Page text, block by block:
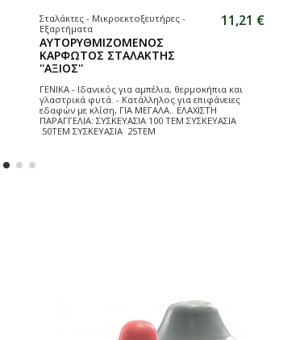
Σταλάκτες - Μικροεκτοξευτήρες -
Εξαρτήματα
ΑΥΤΟΡΥΘΜΙΖΟΜΕΝΟΣ
ΚΑΡΦΩΤΟΣ ΣΤΑΛΑΚΤΗΣ
''ΑΞΙΟΣ''
11,21 €
ΓΕΝΙΚΑ - Ιδανικός για αμπέλια, θερμοκήπια και
γλαστρικά φυτά. - Κατάλληλος για επιφάνειες
εδαφών με κλίση, ΓΙΑ ΜΕΓΑΛΑ.. ΕΛΑΧΙΣΤΗ
ΠΑΡΑΓΓΕΛΙΑ: ΣΥΣΚΕΥΑΣΙΑ 100 ΤΕΜ ΣΥΣΚΕΥΑΣΙΑ
50ΤΕΜ ΣΥΣΚΕΥΑΣΙΑ 25ΤΕΜ